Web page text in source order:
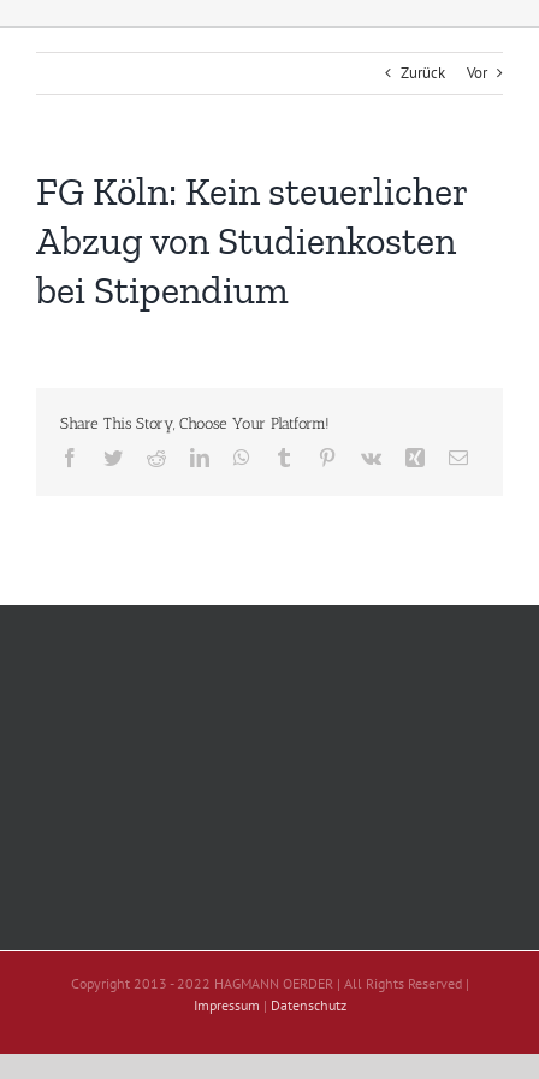
Zurück Vor
FG Köln: Kein steuerlicher
Abzug von Studienkosten
bei Stipendium
Share This Story, Choose Your Platform!
Facebook
TwitterRedditLinkedInWhatsApp
Tumblr Pinterest
Vk Xing E-
Copyright 2013 - 2022 HAGMANN OERDER | All Rights Reserved |
Impressum | Datenschutz